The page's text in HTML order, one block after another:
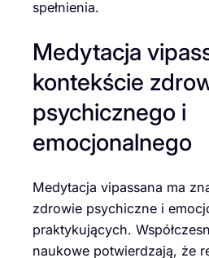
spełnienia.
Medytacja
kontekście
psychicznego i
emocjonalnego
Medytacja vipassana ma
zdrowie psychiczne i
praktykujących.
naukowe potwierdzają, że